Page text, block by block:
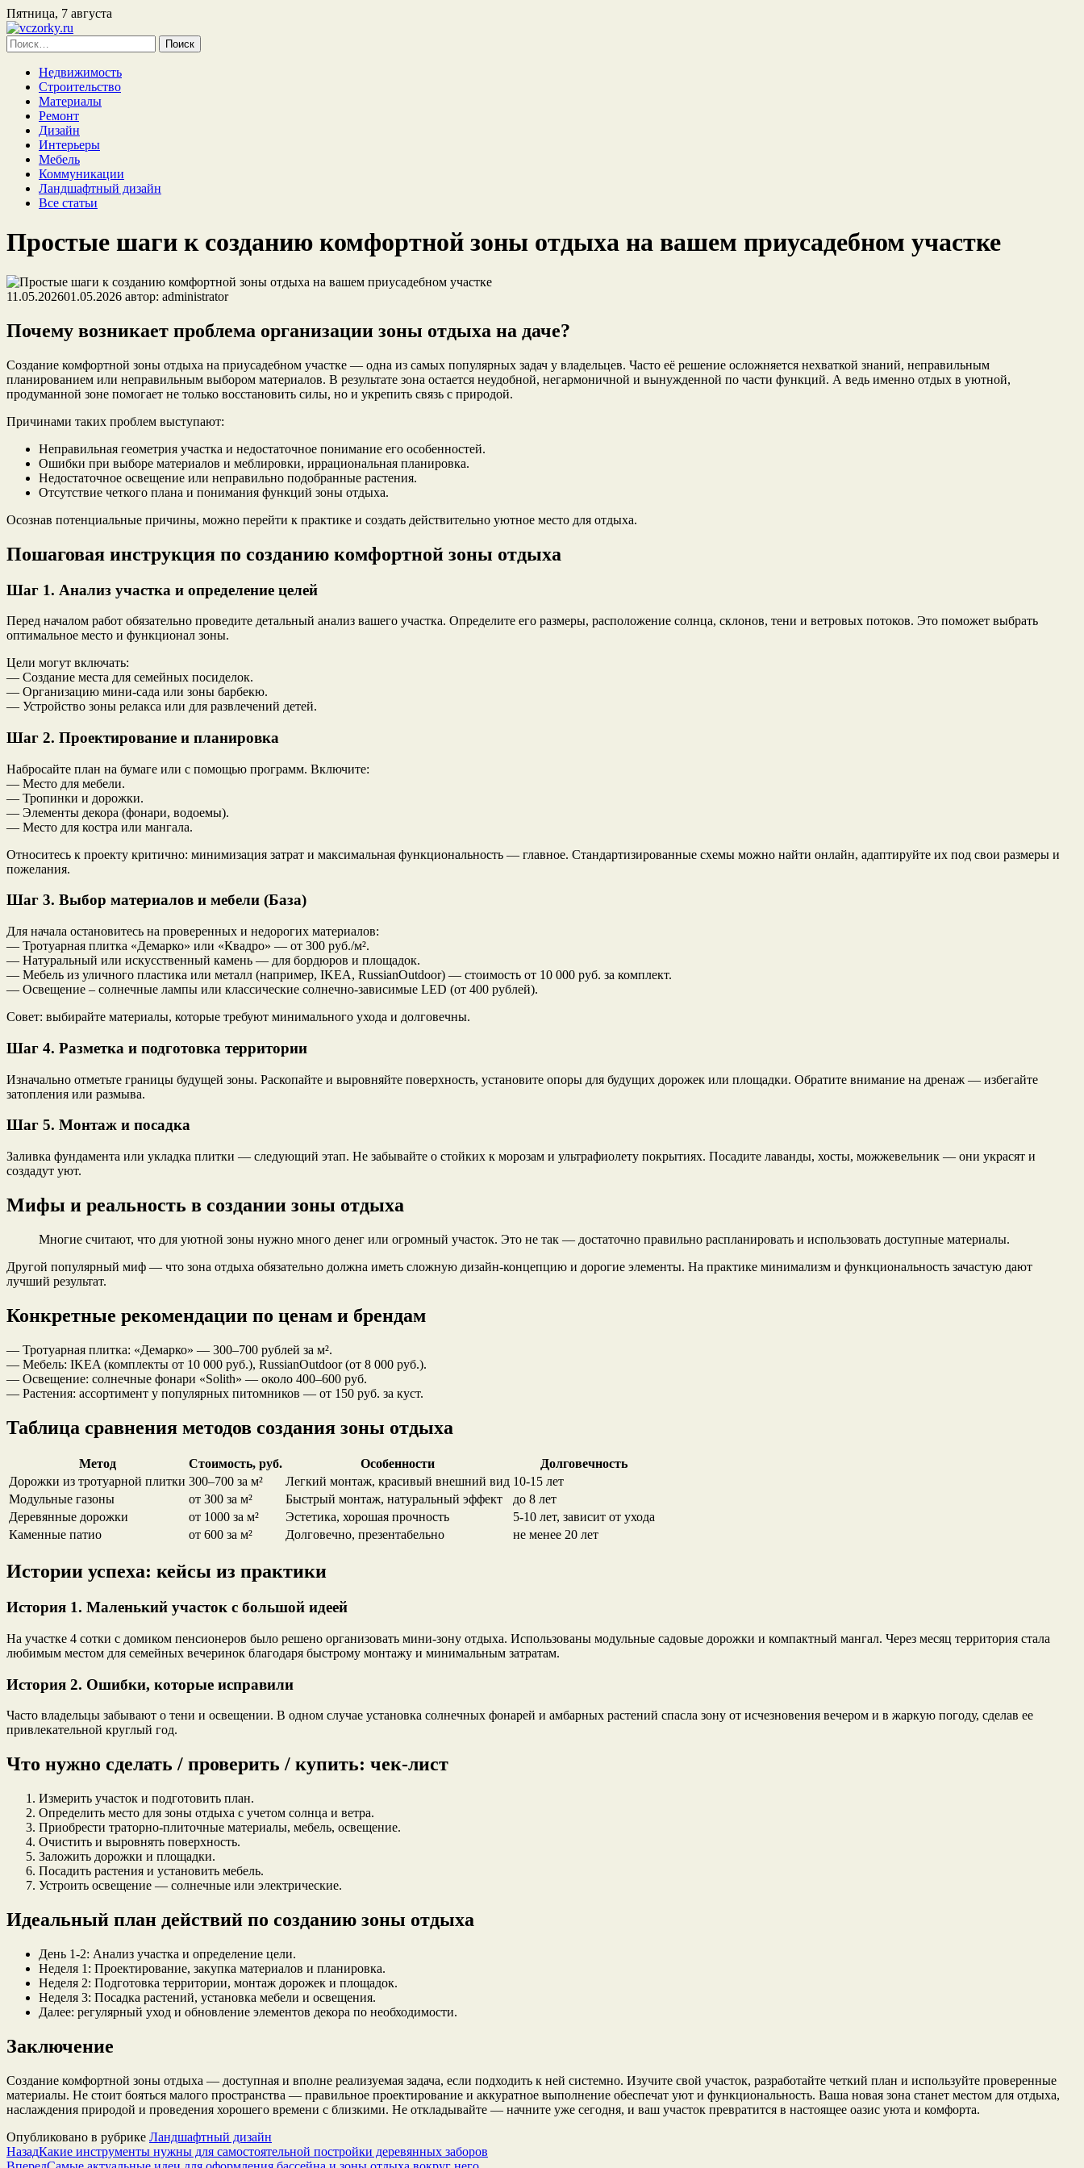
Пятница, 7 августа
Найти:
Недвижимость
Строительство
Материалы
Ремонт
Дизайн
Интерьеры
Мебель
Коммуникации
Ландшафтный дизайн
Все статьи
Простые шаги к созданию комфортной зоны отдыха на вашем приусадебном участке
11.05.202601.05.2026 автор: administrator
Почему возникает проблема организации зоны отдыха на даче?
Создание комфортной зоны отдыха на приусадебном участке — одна из самых популярных задач у владельцев. Часто её решение осложняется нехваткой знаний, неправильным
планированием или неправильным выбором материалов. В результате зона остается неудобной, негармоничной и вынужденной по части функций. А ведь именно отдых в уютной,
продуманной зоне помогает не только восстановить силы, но и укрепить связь с природой.
Причинами таких проблем выступают:
Неправильная геометрия участка и недостаточное понимание его особенностей.
Ошибки при выборе материалов и меблировки, иррациональная планировка.
Недостаточное освещение или неправильно подобранные растения.
Отсутствие четкого плана и понимания функций зоны отдыха.
Осознав потенциальные причины, можно перейти к практике и создать действительно уютное место для отдыха.
Пошаговая инструкция по созданию комфортной зоны отдыха
Шаг 1. Анализ участка и определение целей
Перед началом работ обязательно проведите детальный анализ вашего участка. Определите его размеры, расположение солнца, склонов, тени и ветровых потоков. Это поможет выбрать
оптимальное место и функционал зоны.
Цели могут включать:
— Создание места для семейных посиделок.
— Организацию мини-сада или зоны барбекю.
— Устройство зоны релакса или для развлечений детей.
Шаг 2. Проектирование и планировка
Набросайте план на бумаге или с помощью программ. Включите:
— Место для мебели.
— Тропинки и дорожки.
— Элементы декора (фонари, водоемы).
— Место для костра или мангала.
Относитесь к проекту критично: минимизация затрат и максимальная функциональность — главное. Стандартизированные схемы можно найти онлайн, адаптируйте их под свои размеры и
пожелания.
Шаг 3. Выбор материалов и мебели (База)
Для начала остановитесь на проверенных и недорогих материалов:
— Тротуарная плитка «Демарко» или «Квадро» — от 300 руб./м².
— Натуральный или искусственный камень — для бордюров и площадок.
— Мебель из уличного пластика или металл (например, IKEA, RussianOutdoor) — стоимость от 10 000 руб. за комплект.
— Освещение – солнечные лампы или классические солнечно-зависимые LED (от 400 рублей).
Совет: выбирайте материалы, которые требуют минимального ухода и долговечны.
Шаг 4. Разметка и подготовка территории
Изначально отметьте границы будущей зоны. Раскопайте и выровняйте поверхность, установите опоры для будущих дорожек или площадки. Обратите внимание на дренаж — избегайте
затопления или размыва.
Шаг 5. Монтаж и посадка
Заливка фундамента или укладка плитки — следующий этап. Не забывайте о стойких к морозам и ультрафиолету покрытиях. Посадите лаванды, хосты, можжевельник — они украсят и
создадут уют.
Мифы и реальность в создании зоны отдыха
Многие считают, что для уютной зоны нужно много денег или огромный участок. Это не так — достаточно правильно распланировать и использовать доступные материалы.
Другой популярный миф — что зона отдыха обязательно должна иметь сложную дизайн-концепцию и дорогие элементы. На практике минимализм и функциональность зачастую дают
лучший результат.
Конкретные рекомендации по ценам и брендам
— Тротуарная плитка: «Демарко» — 300–700 рублей за м².
— Мебель: IKEA (комплекты от 10 000 руб.), RussianOutdoor (от 8 000 руб.).
— Освещение: солнечные фонари «Solith» — около 400–600 руб.
— Растения: ассортимент у популярных питомников — от 150 руб. за куст.
Таблица сравнения методов создания зоны отдыха
Метод Стоимость, руб. Особенности
Долговечность
Дорожки из тротуарной плитки 300–700 за м² Легкий монтаж, красивый внешний вид 10-15 лет
Модульные газоны
от 300 за м² Быстрый монтаж, натуральный эффект
до 8 лет
Деревянные дорожки
от 1000 за м² Эстетика, хорошая прочность
5-10 лет, зависит от ухода
Каменные патио
от 600 за м² Долговечно, презентабельно не менее 20 лет
Истории успеха: кейсы из практики
История 1. Маленький участок с большой идеей
На участке 4 сотки с домиком пенсионеров было решено организовать мини-зону отдыха. Использованы модульные садовые дорожки и компактный мангал. Через месяц территория стала
любимым местом для семейных вечеринок благодаря быстрому монтажу и минимальным затратам.
История 2. Ошибки, которые исправили
Часто владельцы забывают о тени и освещении. В одном случае установка солнечных фонарей и амбарных растений спасла зону от исчезновения вечером и в жаркую погоду, сделав ее
привлекательной круглый год.
Что нужно сделать / проверить / купить: чек-лист
Измерить участок и подготовить план.
Определить место для зоны отдыха с учетом солнца и ветра.
Приобрести траторно-плиточные материалы, мебель, освещение.
Очистить и выровнять поверхность.
Заложить дорожки и площадки.
Посадить растения и установить мебель.
Устроить освещение — солнечные или электрические.
Идеальный план действий по созданию зоны отдыха
День 1-2: Анализ участка и определение цели.
Неделя 1: Проектирование, закупка материалов и планировка.
Неделя 2: Подготовка территории, монтаж дорожек и площадок.
Неделя 3: Посадка растений, установка мебели и освещения.
Далее: регулярный уход и обновление элементов декора по необходимости.
Заключение
Создание комфортной зоны отдыха — доступная и вполне реализуемая задача, если подходить к ней системно. Изучите свой участок, разработайте четкий план и используйте проверенные
материалы. Не стоит бояться малого пространства — правильное проектирование и аккуратное выполнение обеспечат уют и функциональность. Ваша новая зона станет местом для отдыха,
наслаждения природой и проведения хорошего времени с близкими. Не откладывайте — начните уже сегодня, и ваш участок превратится в настоящее оазис уюта и комфорта.
Опубликовано в рубрике Ландшафтный дизайн
НазадКакие инструменты нужны для самостоятельной постройки деревянных заборов